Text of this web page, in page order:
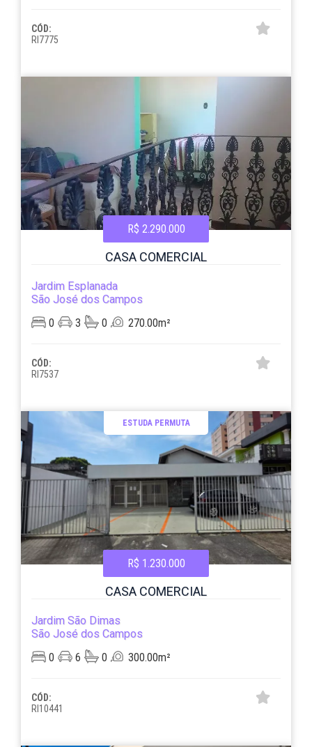
CÓD:
RI7775
R$ 2.290.000
CASA COMERCIAL
Jardim Esplanada
São José dos Campos
0
3 0 270.00m²
CÓD:
RI7537
ESTUDA PERMUTA
R$ 1.230.000
CASA COMERCIAL
Jardim São Dimas
São José dos Campos
0
6 0 300.00m²
CÓD:
RI10441